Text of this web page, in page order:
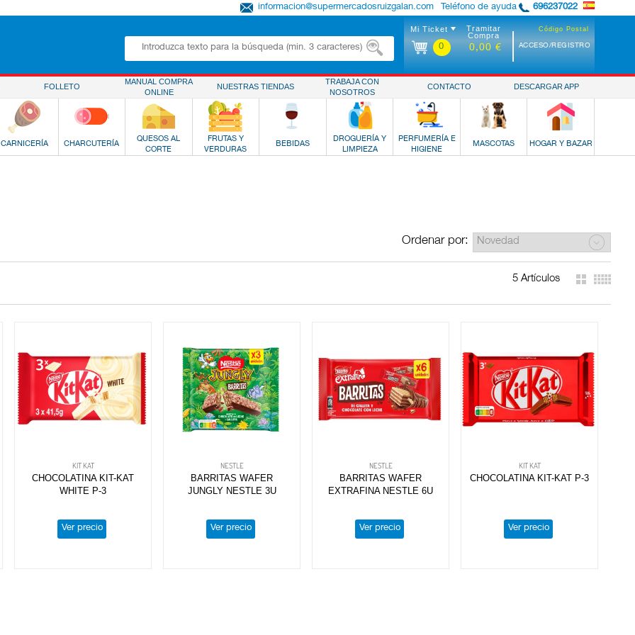
Teléfono de ayuda 696237022
informacion@supermercadosruizgalan.com
Código Postal
ACCESO/REGISTRO
Mi Ticket
0
Tramitar
Compra
0,00 €
FOLLETO
MANUAL COMPRA
ONLINE
NUESTRAS TIENDAS
TRABAJA CON
NOSOTROS
CONTACTO DESCARGAR APP
CARNICERÍA CHARCUTERÍA
QUESOS AL
CORTE
FRUTAS Y
VERDURAS
BEBIDAS
DROGUERÍA Y
LIMPIEZA
PERFUMERÍA E
HIGIENE
MASCOTAS HOGAR Y BAZAR
Ordenar por:
5 Artículos
KIT KAT
CHOCOLATINA KIT-KAT
WHITE P-3
Ver precio
NESTLE
BARRITAS WAFER
JUNGLY NESTLE 3U
Ver precio
NESTLE
BARRITAS WAFER
EXTRAFINA NESTLE 6U
Ver precio
KIT KAT
CHOCOLATINA KIT-KAT P-3
Ver precio